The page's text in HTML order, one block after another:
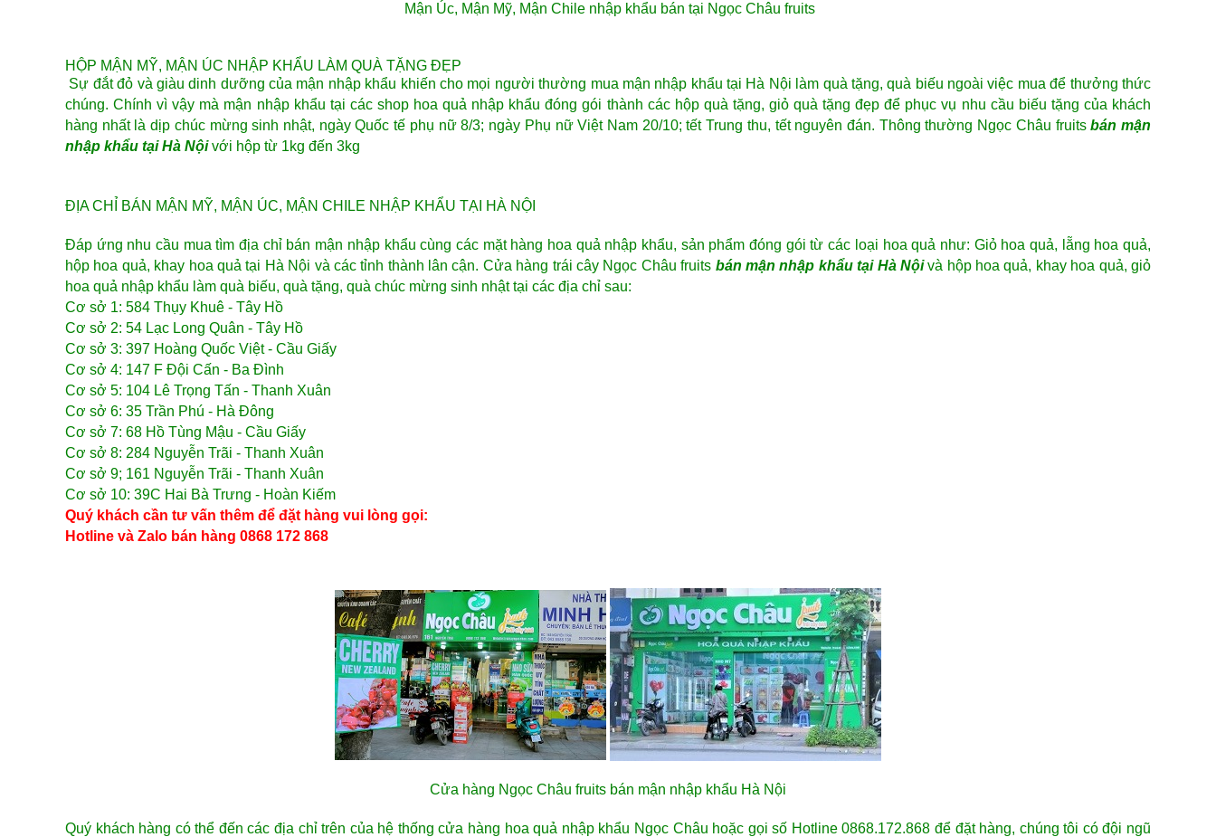
Mận Úc, Mận Mỹ, Mận Chile nhập khẩu bán tại Ngọc Châu fruits
HỘP MẬN MỸ, MẬN ÚC NHẬP KHẨU LÀM QUÀ TẶNG ĐẸP
Sự đắt đỏ và giàu dinh dưỡng của mận nhập khẩu khiến cho mọi người thường mua mận nhập khẩu tại Hà Nội làm quà tặng, quà biếu ngoài việc mua để thưởng thức
chúng. Chính vì vậy mà mận nhập khẩu tại các shop hoa quả nhập khẩu đóng gói thành các hộp quà tặng, giỏ quà tặng đẹp để phục vụ nhu cầu biếu tặng của khách
hàng nhất là dịp chúc mừng sinh nhật, ngày Quốc tế phụ nữ 8/3; ngày Phụ nữ Việt Nam 20/10; tết Trung thu, tết nguyên đán. Thông thường Ngọc Châu fruitsbán mận
nhập khẩu tại Hà Nộivới hộp từ 1kg đến 3kg
ĐỊA CHỈ BÁN MẬN MỸ, MẬN ÚC, MẬN CHILE NHẬP KHẨU TẠI HÀ NỘI
Đáp ứng nhu cầu mua tìm địa chỉ bán mận nhập khẩu cùng các mặt hàng hoa quả nhập khẩu, sản phẩm đóng gói từ các loại hoa quả như: Giỏ hoa quả, lẵng hoa quả,
hộp hoa quả, khay hoa quả tại Hà Nội và các tỉnh thành lân cận. Cửa hàng trái cây Ngọc Châu fruits bán mận nhập khẩutại Hà Nộivà hộp hoa quả, khay hoa quả, giỏ
hoa quả nhập khẩu làm quà biếu, quà tặng, quà chúc mừng sinh nhật tại các địa chỉ sau:
Cơ sở 1: 584 Thụy Khuê - Tây Hồ
Cơ sở 2: 54 Lạc Long Quân - Tây Hồ
Cơ sở 3: 397 Hoàng Quốc Việt - Cầu Giấy
Cơ sở 4: 147 F Đội Cấn - Ba Đình
Cơ sở 5: 104 Lê Trọng Tấn - Thanh Xuân
Cơ sở 6: 35 Trần Phú - Hà Đông
Cơ sở 7: 68 Hồ Tùng Mậu - Cầu Giấy
Cơ sở 8: 284 Nguyễn Trãi - Thanh Xuân
Cơ sở 9; 161 Nguyễn Trãi - Thanh Xuân
Cơ sở 10: 39C Hai Bà Trưng - Hoàn Kiếm
Quý khách cần tư vấn thêm để đặt hàng vui lòng gọi:
Hotline và Zalo bán hàng 0868 172 868
Cửa hàng Ngọc Châu fruits bán mận nhập khẩu Hà Nội
Quý khách hàng có thể đến các địa chỉ trên của hệ thống cửa hàng hoa quả nhập khẩu Ngọc Châu hoặc gọi số Hotline 0868.172.868 để đặt hàng, chúng tôi có đội ngũ